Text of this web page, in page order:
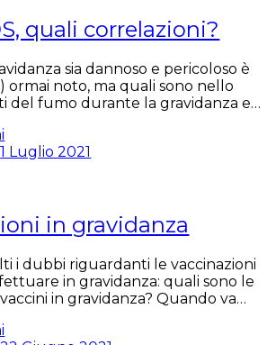
quali correlazioni?
sia dannoso e pericoloso è
noto, ma quali sono nello
del fumo durante la gravidanza e…
1 Luglio 2021
in gravidanza
i dubbi riguardanti le vaccinazioni
in gravidanza: quali sono le
in gravidanza? Quando va…